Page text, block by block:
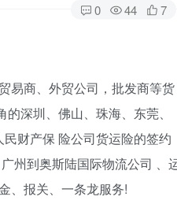
0 44 7
易商、外贸公司，批发商等货
深圳、佛山、珠海、东莞、
财产保 险公司货运险的签约
州到奥斯陆国际物流公司 、
、报关、一条龙服务!